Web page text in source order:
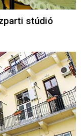
stúdió